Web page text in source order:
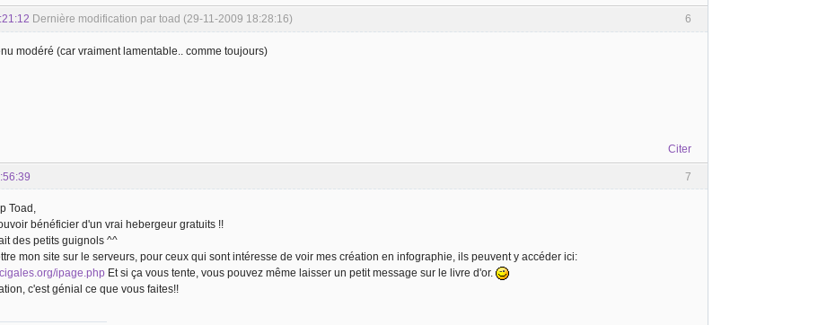
6
Dernière modification par toad (29-11-2009 18:28:16)
modéré (car vraiment lamentable.. comme toujours)
Citer
7
Toad,
bénéficier d'un vrai hebergeur gratuits !!
des petits guignols ^^
mon site sur le serveurs, pour ceux qui sont intéresse de voir mes création en infographie, ils peuvent y accéder ici:
ipage.php Et si ça vous tente, vous pouvez même laisser un petit message sur le livre d'or.
c'est génial ce que vous faites!!